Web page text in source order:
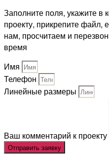
Заполните поля, укажите в
проекту, прикрепите файл,
нам, просчитаем и
время
Имя
Телефон
Линейные размеры
Ваш комментарий к проекту
Отправить заявку